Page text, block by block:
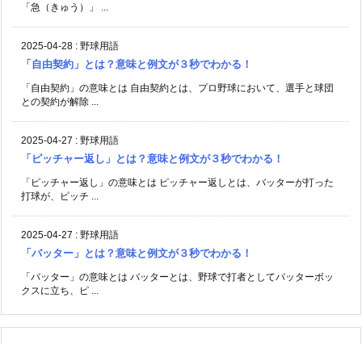
「急（きゅう）」 ...
2025-04-28 : 野球用語
「自由契約」とは？意味と例文が３秒でわかる！
「自由契約」の意味とは 自由契約とは、プロ野球において、選手と球団
との契約が解除 ...
2025-04-27 : 野球用語
「ピッチャー返し」とは？意味と例文が３秒でわかる！
「ピッチャー返し」の意味とは ピッチャー返しとは、バッターが打った
打球が、ピッチ ...
2025-04-27 : 野球用語
「バッター」とは？意味と例文が３秒でわかる！
「バッター」の意味とは バッターとは、野球で打者としてバッターボッ
クスに立ち、ピ ...